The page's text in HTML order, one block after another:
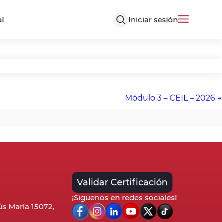
Iniciar sesión
Módulo 3 – CEIL – 2026
María 15072,
Validar Certificación
¡Siguenos en redes sociales!